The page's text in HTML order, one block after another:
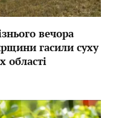
вечора
гасили суху
області